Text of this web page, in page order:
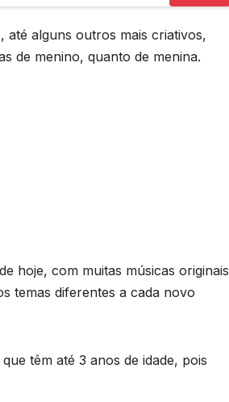
até alguns outros mais criativos,
de menino, quanto de menina.
hoje, com muitas músicas originais
temas diferentes a cada novo
têm até 3 anos de idade, pois